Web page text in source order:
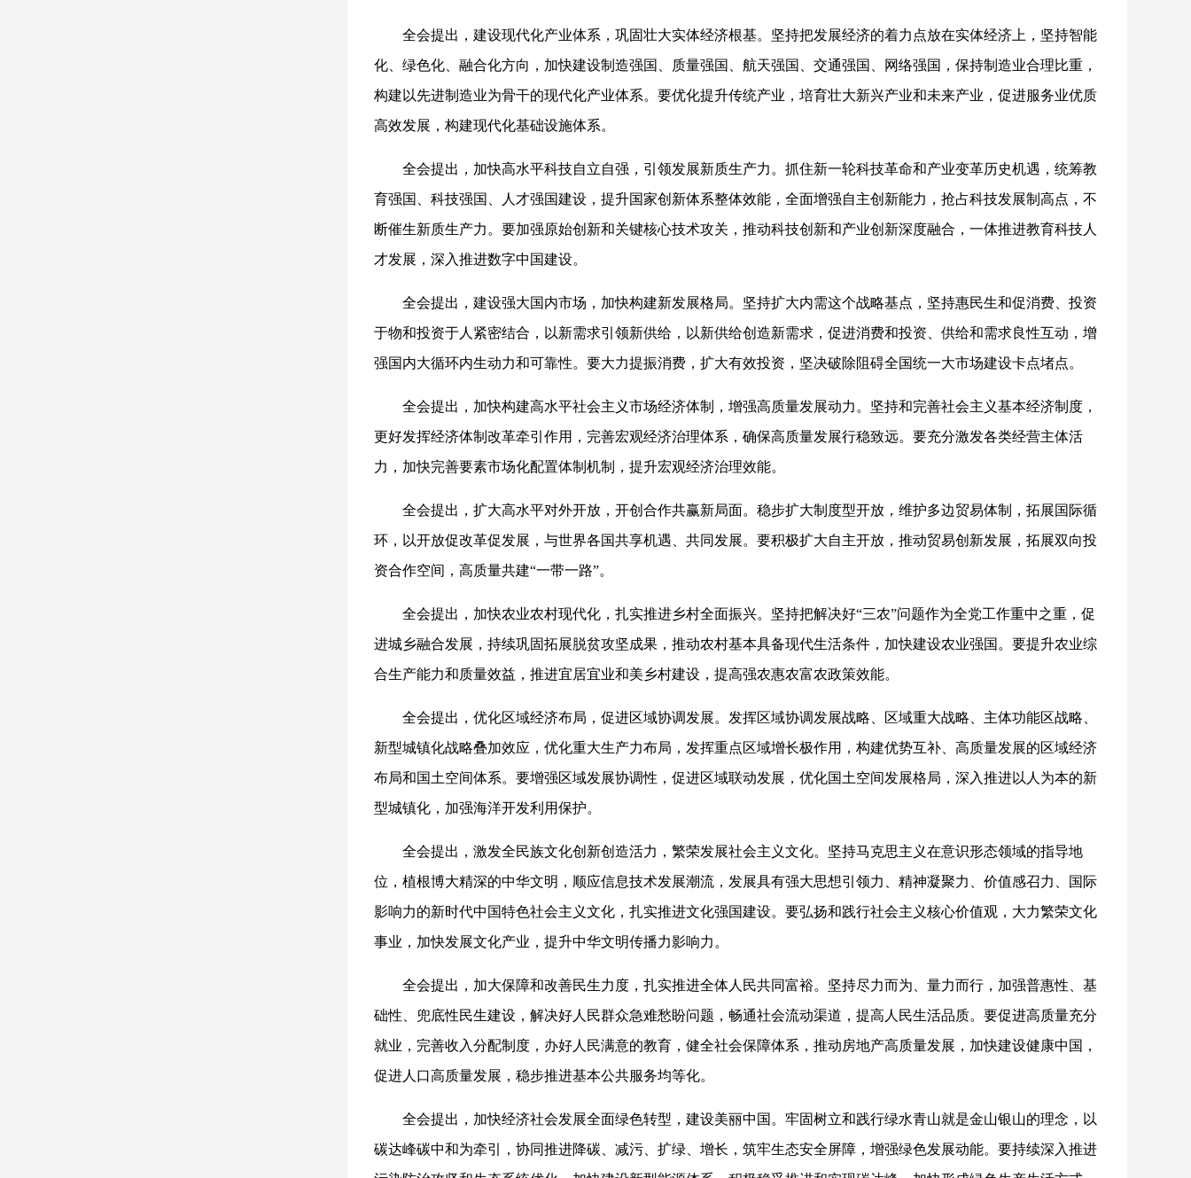
全会提出，建设现代化产业体系，巩固壮大实体经济根基。坚持把发展经济的着力点放在实体经济上，坚持智能
化、绿色化、融合化方向，加快建设制造强国、质量强国、航天强国、交通强国、网络强国，保持制造业合理比重，
构建以先进制造业为骨干的现代化产业体系。要优化提升传统产业，培育壮大新兴产业和未来产业，促进服务业优质
高效发展，构建现代化基础设施体系。
全会提出，加快高水平科技自立自强，引领发展新质生产力。抓住新一轮科技革命和产业变革历史机遇，统筹教
育强国、科技强国、人才强国建设，提升国家创新体系整体效能，全面增强自主创新能力，抢占科技发展制高点，不
断催生新质生产力。要加强原始创新和关键核心技术攻关，推动科技创新和产业创新深度融合，一体推进教育科技人
才发展，深入推进数字中国建设。
全会提出，建设强大国内市场，加快构建新发展格局。坚持扩大内需这个战略基点，坚持惠民生和促消费、投资
于物和投资于人紧密结合，以新需求引领新供给，以新供给创造新需求，促进消费和投资、供给和需求良性互动，增
强国内大循环内生动力和可靠性。要大力提振消费，扩大有效投资，坚决破除阻碍全国统一大市场建设卡点堵点。
全会提出，加快构建高水平社会主义市场经济体制，增强高质量发展动力。坚持和完善社会主义基本经济制度，
更好发挥经济体制改革牵引作用，完善宏观经济治理体系，确保高质量发展行稳致远。要充分激发各类经营主体活
力，加快完善要素市场化配置体制机制，提升宏观经济治理效能。
全会提出，扩大高水平对外开放，开创合作共赢新局面。稳步扩大制度型开放，维护多边贸易体制，拓展国际循
环，以开放促改革促发展，与世界各国共享机遇、共同发展。要积极扩大自主开放，推动贸易创新发展，拓展双向投
资合作空间，高质量共建“一带一路”。
全会提出，加快农业农村现代化，扎实推进乡村全面振兴。坚持把解决好“三农”问题作为全党工作重中之重，促
进城乡融合发展，持续巩固拓展脱贫攻坚成果，推动农村基本具备现代生活条件，加快建设农业强国。要提升农业综
合生产能力和质量效益，推进宜居宜业和美乡村建设，提高强农惠农富农政策效能。
全会提出，优化区域经济布局，促进区域协调发展。发挥区域协调发展战略、区域重大战略、主体功能区战略、
新型城镇化战略叠加效应，优化重大生产力布局，发挥重点区域增长极作用，构建优势互补、高质量发展的区域经济
布局和国土空间体系。要增强区域发展协调性，促进区域联动发展，优化国土空间发展格局，深入推进以人为本的新
型城镇化，加强海洋开发利用保护。
全会提出，激发全民族文化创新创造活力，繁荣发展社会主义文化。坚持马克思主义在意识形态领域的指导地
位，植根博大精深的中华文明，顺应信息技术发展潮流，发展具有强大思想引领力、精神凝聚力、价值感召力、国际
影响力的新时代中国特色社会主义文化，扎实推进文化强国建设。要弘扬和践行社会主义核心价值观，大力繁荣文化
事业，加快发展文化产业，提升中华文明传播力影响力。
全会提出，加大保障和改善民生力度，扎实推进全体人民共同富裕。坚持尽力而为、量力而行，加强普惠性、基
础性、兜底性民生建设，解决好人民群众急难愁盼问题，畅通社会流动渠道，提高人民生活品质。要促进高质量充分
就业，完善收入分配制度，办好人民满意的教育，健全社会保障体系，推动房地产高质量发展，加快建设健康中国，
促进人口高质量发展，稳步推进基本公共服务均等化。
全会提出，加快经济社会发展全面绿色转型，建设美丽中国。牢固树立和践行绿水青山就是金山银山的理念，以
碳达峰碳中和为牵引，协同推进降碳、减污、扩绿、增长，筑牢生态安全屏障，增强绿色发展动能。要持续深入推进